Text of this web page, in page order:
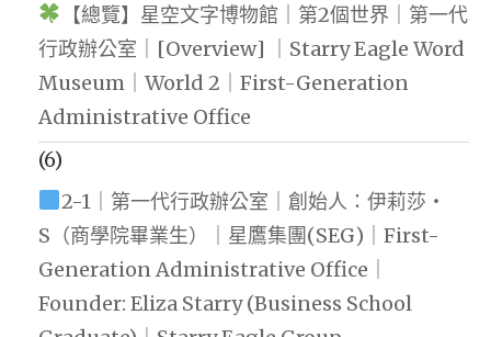
【總覽】星空文字博物館｜第2個世界｜第一代
行政辦公室｜[Overview] ｜Starry Eagle Word
Museum｜World 2｜First-Generation
Administrative Office
(6)
2-1｜第一代行政辦公室｜創始人：伊莉莎・
S（商學院畢業生）｜星鷹集團(SEG)｜First-
Generation Administrative Office｜
Founder: Eliza Starry (Business School